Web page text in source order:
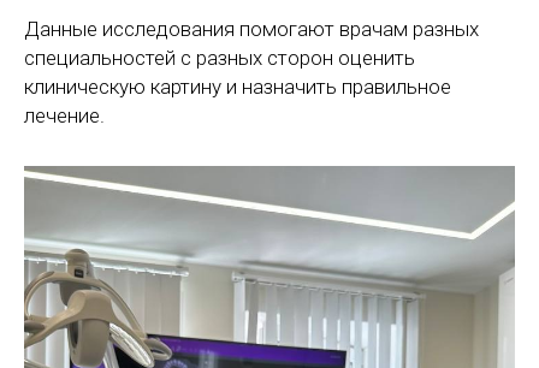
Данные исследования помогают врачам разных
специальностей с разных сторон оценить
клиническую картину и назначить правильное
лечение.